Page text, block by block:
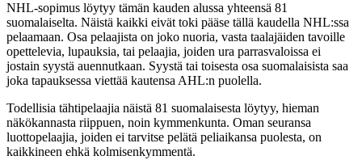
NHL-sopimus löytyy tämän kauden alussa yhteensä 81
suomalaiselta. Näistä kaikki eivät toki pääse tällä kaudella NHL:ssa
pelaamaan. Osa pelaajista on joko nuoria, vasta taalajäiden tavoille
opettelevia, lupauksia, tai pelaajia, joiden ura parrasvaloissa ei
jostain syystä auennutkaan. Syystä tai toisesta osa suomalaisista saa
joka tapauksessa viettää kautensa AHL:n puolella.
Todellisia tähtipelaajia näistä 81 suomalaisesta löytyy, hieman
näkökannasta riippuen, noin kymmenkunta. Oman seuransa
luottopelaajia, joiden ei tarvitse pelätä peliaikansa puolesta, on
kaikkineen ehkä kolmisenkymmentä.